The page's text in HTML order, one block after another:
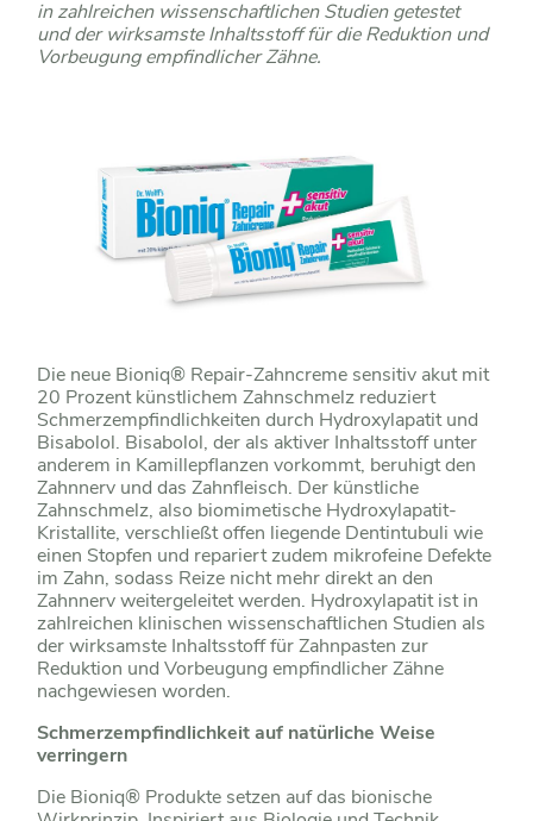
in zahlreichen wissenschaftlichen Studien getestet
und der wirksamste Inhaltsstoff für die Reduktion und
Vorbeugung empfindlicher Zähne.
Die neue Bioniq® Repair-Zahncreme sensitiv akut mit
20 Prozent künstlichem Zahnschmelz reduziert
Schmerzempfindlichkeiten durch Hydroxylapatit und
Bisabolol. Bisabolol, der als aktiver Inhaltsstoff unter
anderem in Kamillepflanzen vorkommt, beruhigt den
Zahnnerv und das Zahnfleisch. Der künstliche
Zahnschmelz, also biomimetische Hydroxylapatit-
Kristallite, verschließt offen liegende Dentintubuli wie
einen Stopfen und repariert zudem mikrofeine Defekte
im Zahn, sodass Reize nicht mehr direkt an den
Zahnnerv weitergeleitet werden. Hydroxylapatit ist in
zahlreichen klinischen wissenschaftlichen Studien als
der wirksamste Inhaltsstoff für Zahnpasten zur
Reduktion und Vorbeugung empfindlicher Zähne
nachgewiesen worden.
Schmerzempfindlichkeit auf natürliche Weise
verringern
Die Bioniq® Produkte setzen auf das bionische